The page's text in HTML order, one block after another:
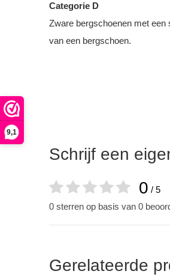
9,1
Categorie D
Zware bergschoenen met
van een bergschoen.
Schrijf een
0 / 5
0 sterren op basis van 0
Gerelateerde